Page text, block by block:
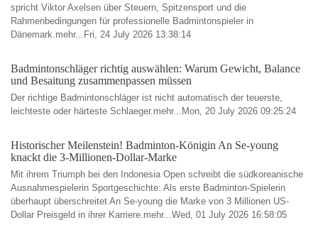
spricht Viktor Axelsen über Steuern, Spitzensport und die
Rahmenbedingungen für professionelle Badmintonspieler in
Dänemark.mehr...Fri, 24 July 2026 13:38:14
Badmintonschläger richtig auswählen: Warum Gewicht, Balance
und Besaitung zusammenpassen müssen
Der richtige Badmintonschläger ist nicht automatisch der teuerste,
leichteste oder härteste Schlaeger.mehr...Mon, 20 July 2026 09:25:24
Historischer Meilenstein! Badminton-Königin An Se-young
knackt die 3-Millionen-Dollar-Marke
Mit ihrem Triumph bei den Indonesia Open schreibt die südkoreanische
Ausnahmespielerin Sportgeschichte: Als erste Badminton-Spielerin
überhaupt überschreitet An Se-young die Marke von 3 Millionen US-
Dollar Preisgeld in ihrer Karriere.mehr...Wed, 01 July 2026 16:58:05